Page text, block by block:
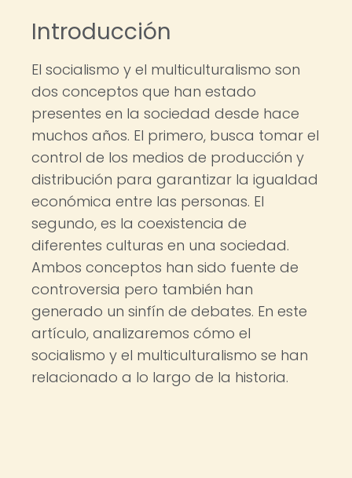
Introducción
El socialismo y el multiculturalismo son
dos conceptos que han estado
presentes en la sociedad desde hace
muchos años. El primero, busca tomar el
control de los medios de producción y
distribución para garantizar la igualdad
económica entre las personas. El
segundo, es la coexistencia de
diferentes culturas en una sociedad.
Ambos conceptos han sido fuente de
controversia pero también han
generado un sinfín de debates. En este
artículo, analizaremos cómo el
socialismo y el multiculturalismo se han
relacionado a lo largo de la historia.